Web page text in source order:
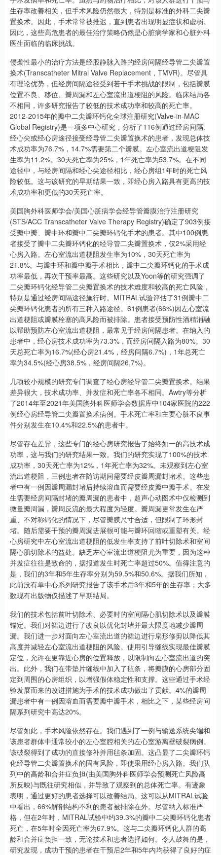
生存率改善相关，但手术风险仍然很大，特别是标准的外科二尖瓣
置换术。因此，手术常常被推迟，直到患者出现明显症状和虚弱。
因此，这些高危患者的最佳治疗策略仍然是心脏病学家和心脏外科
医生面临的临床挑战。
侵袭性最小的治疗方法是经股静脉入路的经房间隔经导管二尖瓣置
换术(Transcatheter Mitral Valve Replacement，TMVR)。尽管具
有理论优势，但经房间隔途径受到若干手术挑战的限制，包括瓣膜
位置不良、移位、瓣周漏和左心室流出道梗阻的风险。临床结局各
不相同，许多研究报告了较低的技术成功率和较高的死亡率。
2012-2015年的瓣中二尖瓣环钙化全球注册研究(Valve-in-MAC
Global Registry)是一项多中心研究，分析了116例通过经房间隔、
经心尖或经心房途径接受经导管二尖瓣置换术的患者，发现总体技
术成功率为76.7%，14.7%需要第二个瓣膜。左心室流出道梗阻发
生率为11.2%。30天死亡率为25%，1年死亡率为53.7%。在不同
途径中，与经房间隔和经心尖途径相比，经心房组1年时的死亡风
险较低。这与该研究的早期结果一致，即经心房入路具有更高的技
术成功率和更低的30天死亡率。
美国胸外科医师学会/美国心脏病学会经导管瓣膜治疗注册研究
(STS/ACC Transcatheter Valve Therapy Registry)确定了903例接
受瓣中瓣、瓣中环和瓣中二尖瓣环钙化手术的患者。其中100例患
者接受了瓣中二尖瓣环钙化的经导管二尖瓣置换术，仅2%采用经
心房入路。左心室流出道梗阻发生率为10%，30天死亡率为
21.8%。与瓣中环和瓣中瓣手术相比，瓣中二尖瓣环钙化的手术成
功率最低，再次干预率最高。这些研究以及Yoon等的研究强调了
二尖瓣环钙化经导管二尖瓣置换术的技术难度和较高的死亡风险，
特别是通过经房间隔途径施行时。MITRAL试验评估了31例瓣中二
尖瓣环钙化患者的所有三种入路途径。61例患者(66%)因左心室流
出道梗阻或瓣膜栓塞的高风险而被排除。患者接受预防性酒精消融
以帮助预防左心室流出道梗阻，最常见于经房间隔患者。在纳入的
患者中，经心房技术成功率为73.3%，而经房间隔入路为80%。30
天总死亡率为16.7%(经心房21.4%，经房间隔6.7%)，1年总死亡
率为34.5%(经心房38.5%，经房间隔26.7%)。
几项较小规模的研究专门调查了经心房经导管二尖瓣置换术。结果
差异很大，技术成功率、并发症和死亡率各不相同。Awtry等分析
了2014年至2021年美国胸外科医师学会数据库中104家医院的222
例经心房经导管二尖瓣置换术病例。手术死亡率和主要心脏不良事
件分别发生在10.4%和22.5%的患者中。
尽管存在差异，这些专门的经心房研究报告了始终如一的高技术成
功率，这与我们的研究结果一致。我们的研究实现了100%的技术
成功率，30天死亡率为12%，1年死亡率为32%。未观察到左心室
流出道梗阻，三例患者在随访期间需要经皮瓣周漏封堵术。这些患
者中有一例因瓣周漏封堵后持续溶血而需要经皮瓣中瓣手术。在发
生需要经房间隔封堵的瓣周漏的患者中，超声心动图术中仅检测到
微量瓣周漏，瓣周反流的最大程度为轻度。瓣周漏更常发生在严
重、不对称钙化的情况下，尽管瓣膜尺寸合适，但限制了环形封
堵。随后需要干预的瓣周漏进展很可能与瓣环回缩或重塑有关。经
心房研究中左心室流出道梗阻的低发生率支持了前叶切除术和室间
隔心肌切除术的益处。缺乏左心室流出道梗阻尤为重要，因为这种
并发症往往是致命的，据报道发生时死亡率超过50%。值得注意的
是，我们的3年和5年生存率分别为59.5%和50.6%。据我们所知，
此前没有单中心系列研究报告了该手术后3年和5年的生存率；大多
数现有出版物仅描述了早期结局。
我们的技术包括前叶切除术、必要时的室间隔心肌切除术以及瓣膜
锚定。我们对裙边进行了改良以优化封堵并最大限度地减少瓣周
漏。我们进一步对面向左心室流出道的裙边进行扇形修剪以降低其
高度并减轻左心室流出道梗阻的风险。使用引导缝线实现最佳瓣膜
定位，允许在更靠近心房的位置释放，以限制向左心室流出道的突
出。此外，我们在带垫片缝线中加入了毡条，将瓣膜的心房部分固
定到周围的心房组织，以增强假体稳定性和支撑。这些通过手术经
验发展而来的改进措施为手术的技术成功做出了贡献。4%的瓣周
漏患者中有一例因溶血而需要瓣中瓣手术，相比之下，某些经房间
隔系列研究中高达20%。
尽管如此，手术风险依然存在。我们遇到了一例与输送系统尖端和
该患者群体中通常较小的左心室腔相关的左心室游离壁破裂病例。
该破裂得到了成功的直接修补并用毡条加固。这凸显了二尖瓣环钙
化经导管二尖瓣置换术的固有风险，即使采用经心房入路。我们队
列中的高龄和合并症负担(由美国胸外科医师学会预测死亡风险高
所反映)与既往研究相似，并导致了观察到的总体死亡率。有迹象
表明，通过更好的患者选择可以改善结局。这可以从MITRAL试验
中看出，66%解剖结构不利的患者被排除在外。尽管纳入标准严
格，但在2年时，MITRAL试验中约39.3%的瓣中二尖瓣环钙化患者
死亡，在5年时全因死亡率为67.9%。这与二尖瓣环钙化人群的高
龄和合并症负担一致，无论技术和患者选择如何。令人鼓舞的是，
研究发现，成功干预的患者在干预后2年和5年内均获得了良好的症